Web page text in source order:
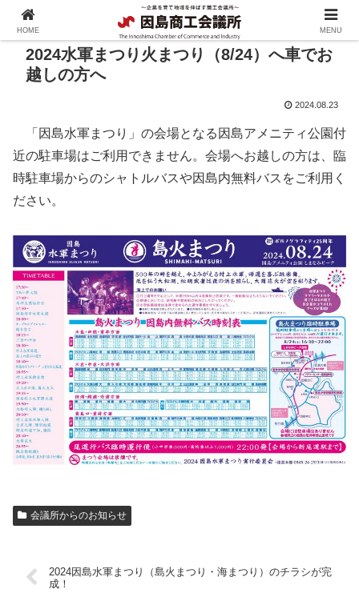
2024水軍まつり火まつり（8/24）へ車でお
越しの方へ
2024.08.23
「因島水軍まつり」の会場となる因島アメニティ公園付
近の駐車場はご利用できません。会場へお越しの方は、臨
時駐車場からのシャトルバスや因島内無料バスをご利用く
ださい。
会議所からのお知らせ
2024因島水軍まつり（島火まつり・海まつり）のチラシが完
成！
HOME MENU